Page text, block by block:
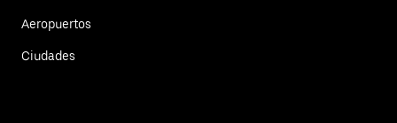
Aeropuertos
Ciudades